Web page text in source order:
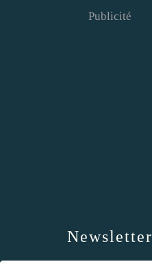
Newsletter
Publicité